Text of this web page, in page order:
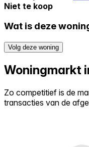
Niet te koop
Wat is deze
Volg deze woning
Woningmarkt
Zo competitief is de
transacties van de